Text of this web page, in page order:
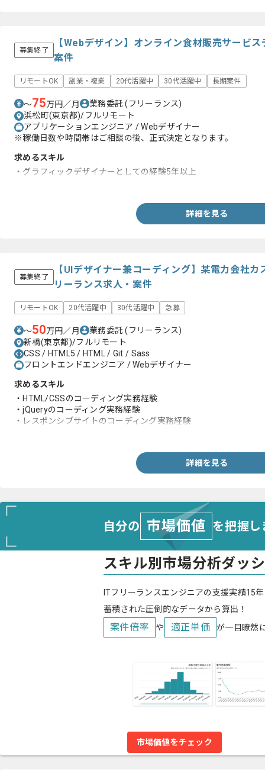
募集終了
【Webデザイン】オンライン食材販売サービ
案件
リモートOK 副業・複業 20代活躍中 30代活躍中 長期案件
〜75万円／月 業務委託(フリーランス)
浜松町(東京都)/フルリモート
アプリケーションエンジニア / Webデザイナー
※稼働日数や時間帯はご相談の後、正式決定となります。
求めるスキル
・グラフィックデザイナーとしての経験5年以上
詳細を見る
募集終了
【UIデザイナー兼コーディング】某電力会社
リーランス求人・案件
リモートOK 20代活躍中 30代活躍中 急募
〜50万円／月 業務委託(フリーランス)
新橋(東京都)/フルリモート
CSS / HTML5 / HTML / Git / Sass
フロントエンドエンジニア / Webデザイナー
求めるスキル
・HTML/CSSのコーディング実務経験
・jQueryのコーディング実務経験
・レスポンシブサイトのコーディング実務経験
詳細を見る
自分の 市場価値 を把握
スキル別市場分析ダッ
ITフリーランスエンジニアの支援実績15
蓄積された圧倒的なデータから算出！
案件倍率 や 適正単価 が一目瞭然
市場価値をチェック